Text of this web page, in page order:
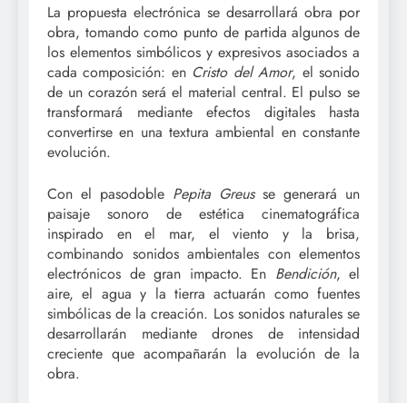
La propuesta electrónica se desarrollará obra por
obra, tomando como punto de partida algunos de
los elementos simbólicos y expresivos asociados a
cada composición: en Cristo del Amor, el sonido
de un corazón será el material central. El pulso se
transformará mediante efectos digitales hasta
convertirse en una textura ambiental en constante
evolución.
Con el pasodoble Pepita Greusse generará un
paisaje sonoro de estética cinematográfica
inspirado en el mar, el viento y la brisa,
combinando sonidos ambientales con elementos
electrónicos de gran impacto. En Bendición, el
aire, el agua y la tierra actuarán como fuentes
simbólicas de la creación. Los sonidos naturales se
desarrollarán mediante drones de intensidad
creciente que acompañarán la evolución de la
obra.